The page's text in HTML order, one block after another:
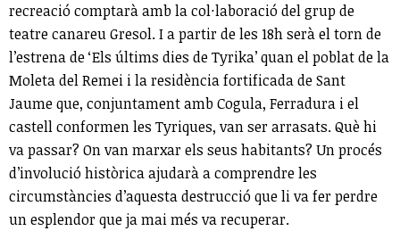
recreació comptarà amb la col·laboració del grup de
teatre canareu Gresol. I a partir de les 18h serà el torn de
l’estrena de ‘Els últims dies de Tyrika’ quan el poblat de la
Moleta del Remei i la residència fortificada de Sant
Jaume que, conjuntament amb Cogula, Ferradura i el
castell conformen les Tyriques, van ser arrasats. Què hi
va passar? On van marxar els seus habitants? Un procés
d’involució històrica ajudarà a comprendre les
circumstàncies d’aquesta destrucció que li va fer perdre
un esplendor que ja mai més va recuperar.